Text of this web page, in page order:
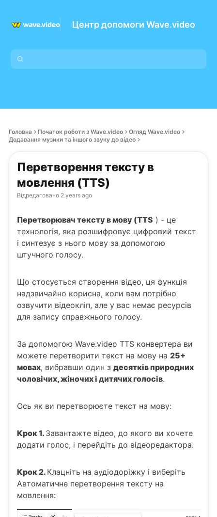
Центр допомоги Wave.video
Головна Початок роботи з Wave.video
Огляд Wave.video
Додавання музики та іншого звуку до відео
Перетворення тексту в
мовлення (TTS)
Відредаговано 2 years ago
Перетворювач тексту в мову (TTS ) - це
технологія, яка розшифровує цифровий текст
і синтезує з нього мову за допомогою
штучного голосу.
Що стосується створення відео, ця функція
надзвичайно корисна, коли вам потрібно
озвучити відеокліп, але у вас немає ресурсів
для запису справжнього голосу.
За допомогою Wave.video TTS конвертера ви
можете перетворити текст на мову на 25+
мовах, вибравши один з десятків природних
чоловічих, жіночих і дитячих голосів.
Ось як ви перетворюєте текст на мову:
Крок 1. Завантажте відео, до якого ви хочете
додати голос, і перейдіть до відеоредактора.
Крок 2. Клацніть на аудіодоріжку і виберіть
Автоматичне перетворення тексту на
мовлення: